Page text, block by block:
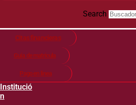
Search
Citas financieras
Guía de matricula
Pago en línea
Institució
n